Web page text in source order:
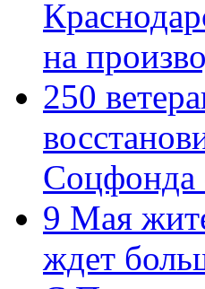
на
250
Соцфонда
9 Мая
ждет